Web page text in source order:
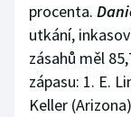
procenta.
utkání,
zásahů měl
zápasu: 1. E.
Keller